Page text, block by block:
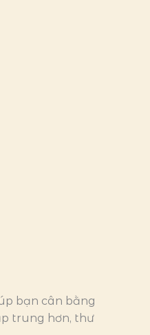
bạn cân bằng
trung hơn, thư